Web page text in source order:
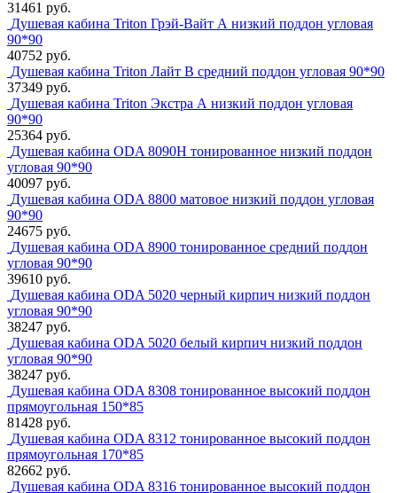
31461 руб.
Душевая кабина Triton Грэй-Вайт А низкий поддон угловая
90*90
40752 руб.
Душевая кабина Triton Лайт В средний поддон угловая 90*90
37349 руб.
Душевая кабина Triton Экстра А низкий поддон угловая
90*90
25364 руб.
Душевая кабина ODA 8090H тонированное низкий поддон
угловая 90*90
40097 руб.
Душевая кабина ODA 8800 матовое низкий поддон угловая
90*90
24675 руб.
Душевая кабина ODA 8900 тонированное средний поддон
угловая 90*90
39610 руб.
Душевая кабина ODA 5020 черный кирпич низкий поддон
угловая 90*90
38247 руб.
Душевая кабина ODA 5020 белый кирпич низкий поддон
угловая 90*90
38247 руб.
Душевая кабина ODA 8308 тонированное высокий поддон
прямоугольная 150*85
81428 руб.
Душевая кабина ODA 8312 тонированное высокий поддон
прямоугольная 170*85
82662 руб.
Душевая кабина ODA 8316 тонированное высокий поддон